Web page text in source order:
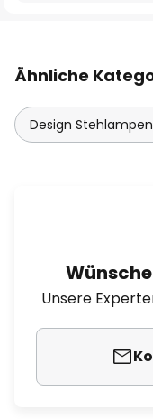
Ähnliche
Design
Unsere